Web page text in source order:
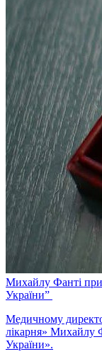
Михайлу Фанті
України”
Медичному
лікарня» Михайлу
України».